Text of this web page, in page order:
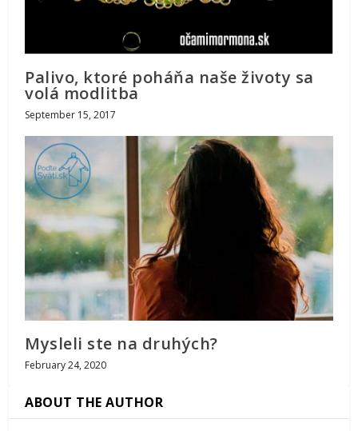
Palivo, ktoré poháňa naše životy sa
volá modlitba
September 15, 2017
Mysleli ste na druhých?
February 24, 2020
ABOUT THE AUTHOR